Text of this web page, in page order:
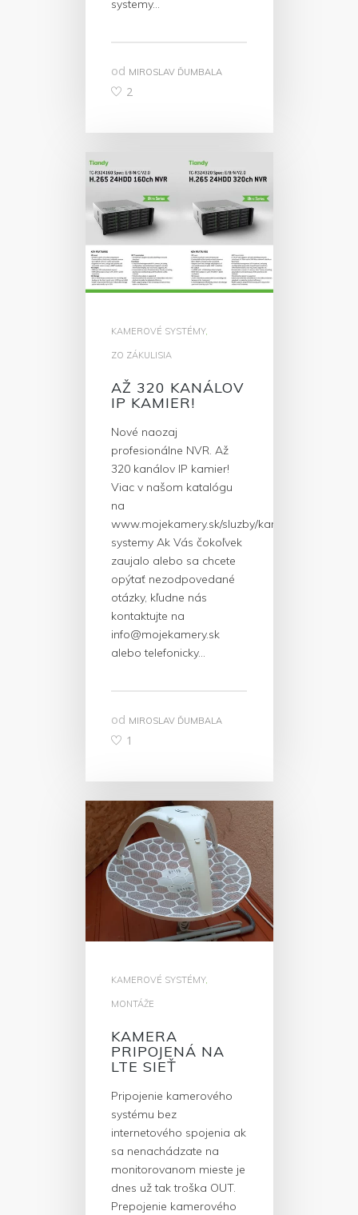
systemy…
od MIROSLAV ĎUMBALA
2
KAMEROVÉ SYSTÉMY,
ZO ZÁKULISIA
AŽ 320 KANÁLOV
IP KAMIER!
Nové naozaj
profesionálne NVR. Až
320 kanálov IP kamier!
Viac v našom katalógu
na
www.mojekamery.sk/sluzby/kamerovove-
systemy Ak Vás čokoľvek
zaujalo alebo sa chcete
opýtať nezodpovedané
otázky, kľudne nás
kontaktujte na
info@mojekamery.sk
alebo telefonicky…
od MIROSLAV ĎUMBALA
1
KAMEROVÉ SYSTÉMY,
MONTÁŽE
KAMERA
PRIPOJENÁ NA
LTE SIEŤ
Pripojenie kamerového
systému bez
internetového spojenia ak
sa nenachádzate na
monitorovanom mieste je
dnes už tak troška OUT.
Prepojenie kamerového